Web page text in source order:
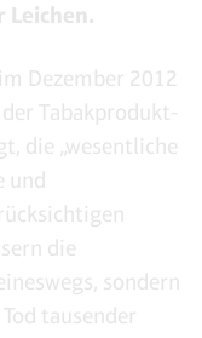
Leichen.
Dezember 2012
Tabakprodukt-
die „wesentliche
die
sondern
tausender